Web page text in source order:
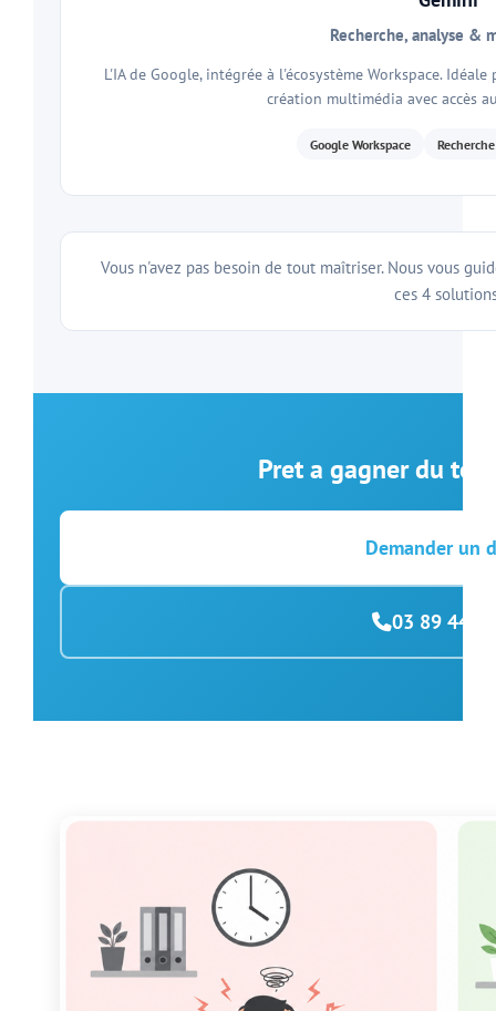
Recherche, analyse &
L'IA de Google, intégrée à l'écosystème Workspace.
création multimédia avec accès
Google Workspace Recherche
Vous n'avez pas besoin de tout maîtriser. Nous vous
ces 4
Pret a gagner du
Demander un
03 89 44